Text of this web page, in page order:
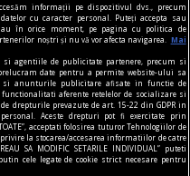
casei tale
dat doar de
aspectul
care toate
pentru a crea
informații pe dispozitivul dvs., precum
cu caracter personal. Puteți accepta sau
în orice moment, pe pagina cu politica de
noștri și nu vă vor afecta navigarea.
Mai
agentiile de publicitate partenere, precum si
date pentru a permite website-ului sa
si anunturile publicitare afisate in functie de
aferente retelelor de socializare si
drepturile prevazute de art. 15-22 din GDPR in
Aceste drepturi pot fi exercitate prin
TOATE”, acceptati folosirea tuturor Tehnologiilor de
la stocarea/accesarea informatiilor de catre
SA MODIFIC SETARILE INDIVIDUAL” puteti
cele legate de cookie strict necesare pentru